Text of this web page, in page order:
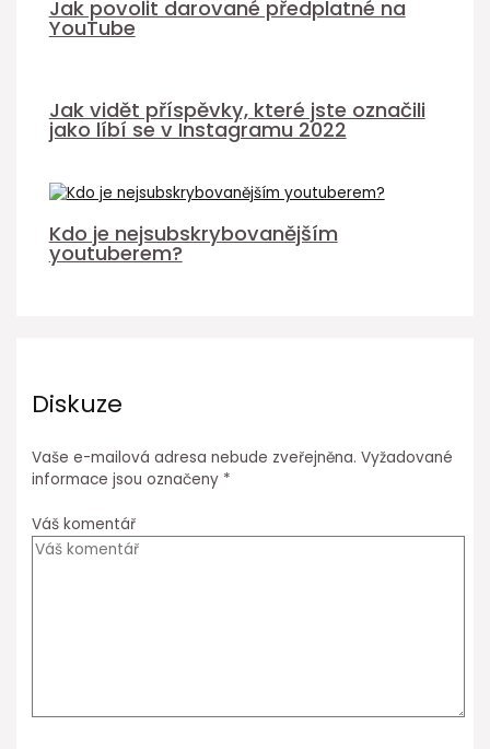
Jak povolit darované předplatné na
YouTube
Jak vidět příspěvky, které jste označili
jako líbí se v Instagramu 2022
Kdo je nejsubskrybovanějším
youtuberem?
Diskuze
Vaše e-mailová adresa nebude zveřejněna. Vyžadované
informace jsou označeny *
Váš komentář